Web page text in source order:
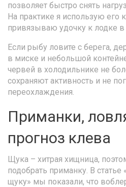
позволяет быстро снять
На практике я использую его
привязываю удочку к лодке в
Если рыбу ловите с берега,
в миске и небольшой
червей в холодильнике не
сохраняют активность и не
переохлаждения.
Приманки,
прогноз клева
Щука – хитрая хищница,
подобрать приманку. В
щуку» мы показали, что